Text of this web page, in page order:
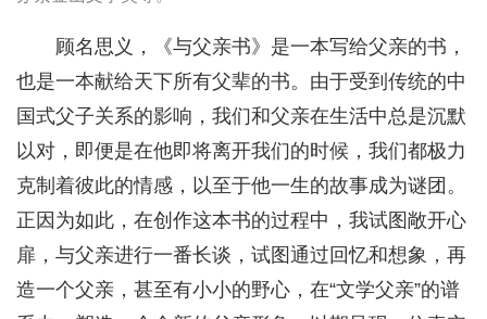
顾名思义，《与父亲书》是一本写给父亲的书，
也是一本献给天下所有父辈的书。由于受到传统的中
国式父子关系的影响，我们和父亲在生活中总是沉默
以对，即便是在他即将离开我们的时候，我们都极力
克制着彼此的情感，以至于他一生的故事成为谜团。
正因为如此，在创作这本书的过程中，我试图敞开心
扉，与父亲进行一番长谈，试图通过回忆和想象，再
造一个父亲，甚至有小小的野心，在“文学父亲”的谱